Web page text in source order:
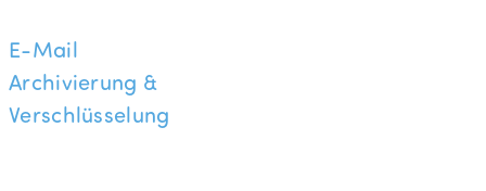
E-Mail
Archivierung &
Verschlüsselung